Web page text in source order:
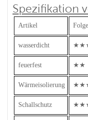
Spezifikation
Artikel Folge
wasserdicht
feuerfest ★★
Wärmeisolierung
Schallschutz